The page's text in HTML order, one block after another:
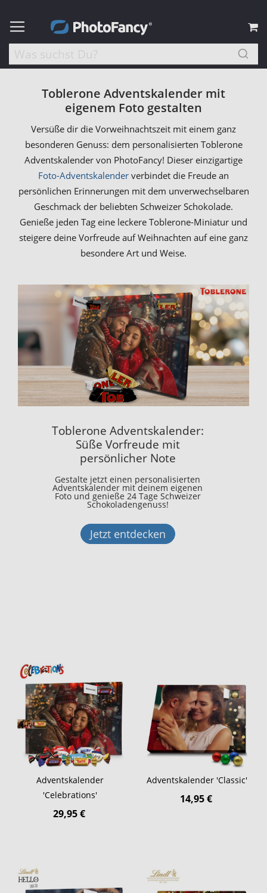
Toblerone Adventskalender mit
eigenem Foto gestalten
Versüße dir die Vorweihnachtszeit mit einem ganz
besonderen Genuss: dem personalisierten Toblerone
Adventskalender von PhotoFancy! Dieser einzigartige
Foto-Adventskalender verbindet die Freude an
persönlichen Erinnerungen mit dem unverwechselbaren
Geschmack der beliebten Schweizer Schokolade.
Genieße jeden Tag eine leckere Toblerone-Miniatur und
steigere deine Vorfreude auf Weihnachten auf eine ganz
besondere Art und Weise.
Toblerone Adventskalender:
Süße Vorfreude mit
persönlicher Note
Gestalte jetzt einen personalisierten
Adventskalender mit deinem eigenen
Foto und genieße 24 Tage Schweizer
Schokoladengenuss!
Jetzt entdecken
Adventskalender
'Celebrations'
29,95 €
Adventskalender 'Classic'
14,95 €